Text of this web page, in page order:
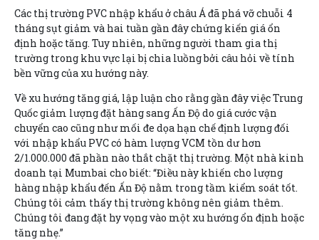
Các thị trường PVC nhập khẩu ở châu Á đã phá vỡ chuỗi 4
tháng sụt giảm và hai tuần gần đây chứng kiến giá ổn
định hoặc tăng. Tuy nhiên, những người tham gia thị
trường trong khu vực lại bị chia luồng bởi câu hỏi về tính
bền vững của xu hướng này.
Về xu hướng tăng giá, lập luận cho rằng gần đây việc Trung
Quốc giảm lượng đặt hàng sang Ấn Độ do giá cước vận
chuyển cao cũng như mối đe dọa hạn chế định lượng đối
với nhập khẩu PVC có hàm lượng VCM tồn dư hơn
2/1.000.000 đã phần nào thắt chặt thị trường. Một nhà kinh
doanh tại Mumbai cho biết: “Điều này khiến cho lượng
hàng nhập khẩu đến Ấn Độ nằm trong tầm kiểm soát tốt.
Chúng tôi cảm thấy thị trường không nên giảm thêm.
Chúng tôi đang đặt hy vọng vào một xu hướng ổn định hoặc
tăng nhẹ.”